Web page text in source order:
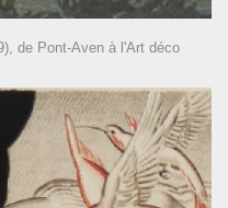
de Pont-Aven à l'Art déco